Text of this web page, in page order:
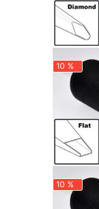
10 %
10 %